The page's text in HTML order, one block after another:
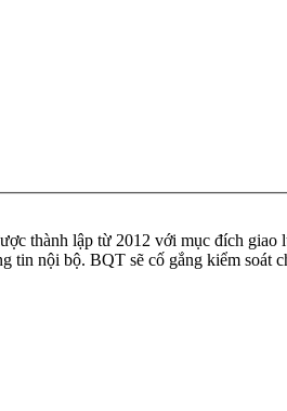
thành lập từ 2012 với mục đích
nội bộ. BQT sẽ cố gắng kiểm soát